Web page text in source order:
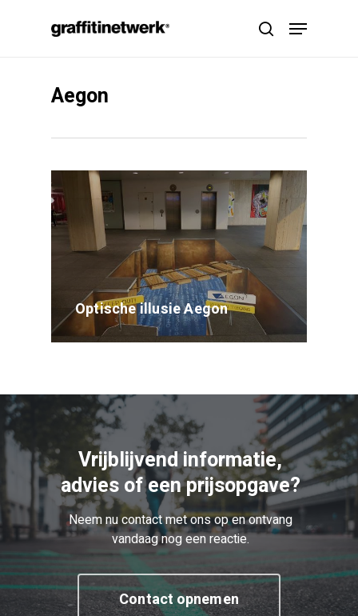
search
Menu
Aegon
Optische illusie Aegon
Vrijblijvend informatie,
advies of een prijsopgave?
Neem nu contact met ons op en ontvang
vandaag nog een reactie.
Contact opnemen